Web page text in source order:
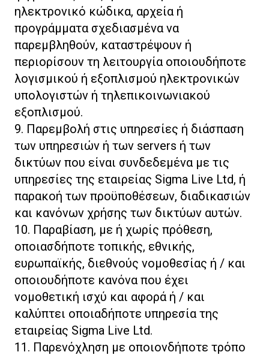
ηλεκτρονικό κώδικα, αρχεία ή
προγράμματα σχεδιασμένα να
παρεμβληθούν, καταστρέψουν ή
περιορίσουν τη λειτουργία οποιουδήποτε
λογισμικού ή εξοπλισμού ηλεκτρονικών
υπολογιστών ή τηλεπικοινωνιακού
εξοπλισμού.
9. Παρεμβολή στις υπηρεσίες ή διάσπαση
των υπηρεσιών ή των servers ή των
δικτύων που είναι συνδεδεμένα με τις
υπηρεσίες της εταιρείας Sigma Live Ltd, ή
παρακοή των προϋποθέσεων, διαδικασιών
και κανόνων χρήσης των δικτύων αυτών.
10. Παραβίαση, με ή χωρίς πρόθεση,
οποιασδήποτε τοπικής, εθνικής,
ευρωπαϊκής, διεθνούς νομοθεσίας ή / και
οποιουδήποτε κανόνα που έχει
νομοθετική ισχύ και αφορά ή / και
καλύπτει οποιαδήποτε υπηρεσία της
εταιρείας Sigma Live Ltd.
11. Παρενόχληση με οποιονδήποτε τρόπο